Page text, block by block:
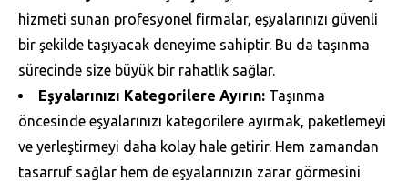
hizmeti sunan profesyonel firmalar, eşyalarınızı güvenli
bir şekilde taşıyacak deneyime sahiptir. Bu da taşınma
sürecinde size büyük bir rahatlık sağlar.
Eşyalarınızı Kategorilere Ayırın: Taşınma
öncesinde eşyalarınızı kategorilere ayırmak, paketlemeyi
ve yerleştirmeyi daha kolay hale getirir. Hem zamandan
tasarruf sağlar hem de eşyalarınızın zarar görmesini